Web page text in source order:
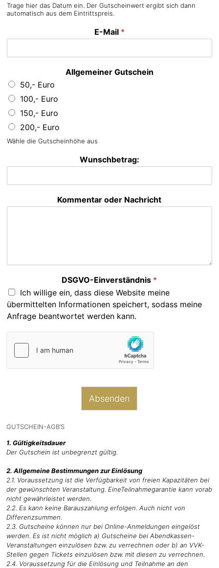
Trage hier das Datum ein. Der Gutscheinwert ergibt sich dann
automatisch aus dem Eintrittspreis.
E-Mail *
Allgemeiner Gutschein
50,- Euro
100,- Euro
150,- Euro
200,- Euro
Wähle die Gutscheinhöhe aus
Wunschbetrag:
Kommentar oder Nachricht
DSGVO-Einverständnis *
Ich willige ein, dass diese Website meine
übermittelten Informationen speichert, sodass meine
Anfrage beantwortet werden kann.
Absenden
GUTSCHEIN-AGB’S
1. Gültigkeitsdauer
Der Gutschein ist unbegrenzt gültig.
2. Allgemeine Bestimmungen zur Einlösung
2.1. Voraussetzung ist die Verfügbarkeit von freien Kapazitäten bei
der gewünschten Veranstaltung. EineTeilnahmegarantie kann vorab
nicht gewährleistet werden.
2.2. Es kann keine Barauszahlung erfolgen. Auch nicht von
Differenzsummen.
2.3. Gutscheine können nur bei Online-Anmeldungen eingelöst
werden. Es ist nicht möglich a) Gutscheine bei Abendkassen-
Veranstaltungen einzulösen bzw. zu verrechnen oder b) an VVK-
Stellen gegen Tickets einzulösen bzw. mit diesen zu verrechnen.
2.4. Voraussetzung für die Einlösung und Teilnahme an den